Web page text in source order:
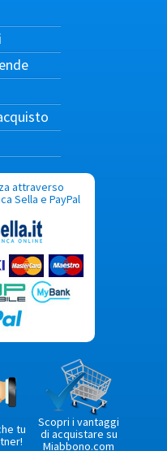
attraverso
Sella e PayPal
tu
Scopri i vantaggi
di acquistare su
Miabbono.com